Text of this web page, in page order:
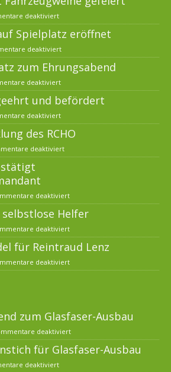
deaktiviert
Spielplatz eröffnet
deaktiviert
zum Ehrungsabend
deaktiviert
und befördert
deaktiviert
des RCHO
deaktiviert
deaktiviert
Helfer
deaktiviert
für Reintraud Lenz
deaktiviert
zum Glasfaser-Ausbau
deaktiviert
für Glasfaser-Ausbau
deaktiviert